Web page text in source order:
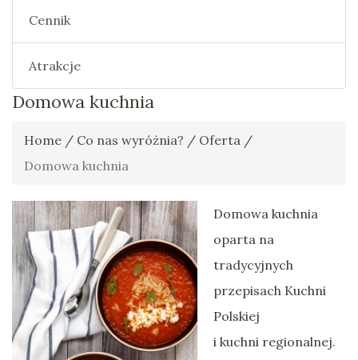
Cennik
Atrakcje
Domowa kuchnia
Home / Co nas wyróżnia? / Oferta /
Domowa kuchnia
Domowa kuchnia
oparta na
tradycyjnych
przepisach Kuchni
Polskiej
i kuchni regionalnej.